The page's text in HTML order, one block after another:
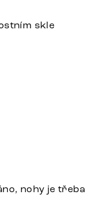
skle
nohy je třeba